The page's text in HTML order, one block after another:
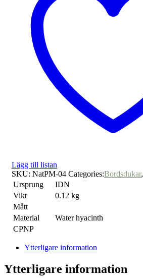
Lägg till listan
SKU: NatPM-04 Categories:Bordsdukar,
Ursprung
IDN
Vikt
0.12 kg
Mått
Material
Water hyacinth
CPNP
Ytterligare information
Ytterligare information